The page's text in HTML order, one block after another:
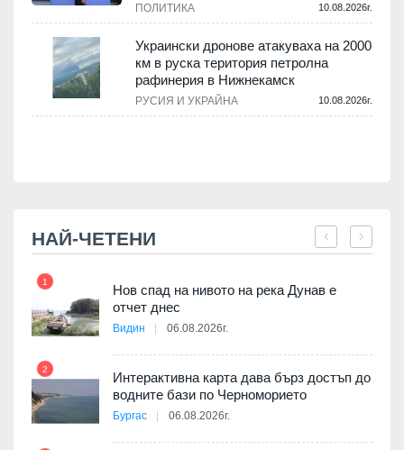
ПОЛИТИКА 10.08.2026г.
Украински дронове атакуваха на 2000
км в руска територия петролна
рафинерия в Нижнекамск
РУСИЯ И УКРАЙНА 10.08.2026г.
НАЙ-ЧЕТЕНИ
1
Нов спад на нивото на река Дунав е
отчет днес
Видин 06.08.2026г.
2
Интерактивна карта дава бърз достъп до
водните бази по Черноморието
Бургас 06.08.2026г.